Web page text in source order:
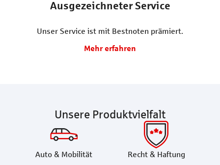
Ausgezeichneter Service
Unser Service ist mit Bestnoten prämiert.
Mehr erfahren
Unsere Produktvielfalt
Auto & Mobilität Recht & Haftung